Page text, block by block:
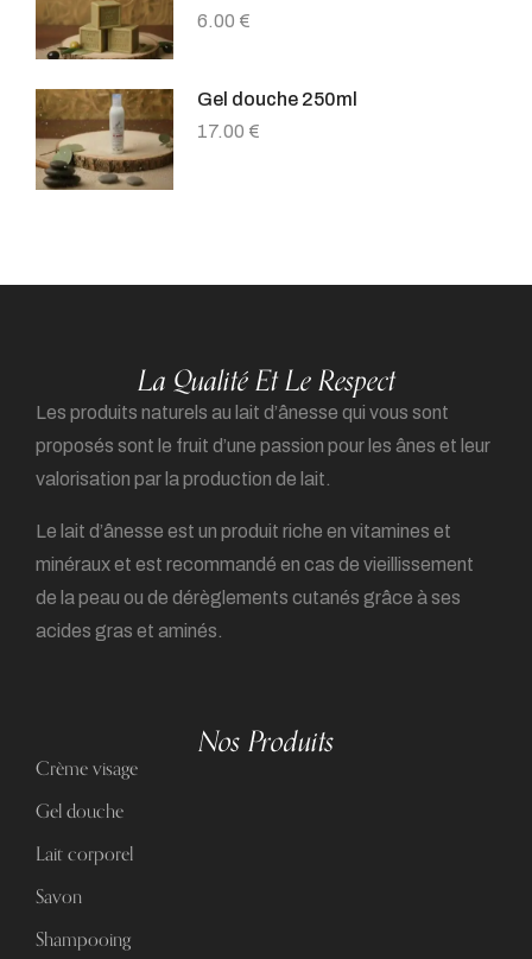
6.00 €
Gel douche 250ml
17.00 €
La Qualité Et Le Respect
Les produits naturels au lait d’ânesse qui vous sont
proposés sont le fruit d’une passion pour les ânes et leur
valorisation par la production de lait.
Le lait d’ânesse est un produit riche en vitamines et
minéraux et est recommandé en cas de vieillissement
de la peau ou de dérèglements cutanés grâce à ses
acides gras et aminés.
Nos Produits
Crème visage
Gel douche
Lait corporel
Savon
Shampooing